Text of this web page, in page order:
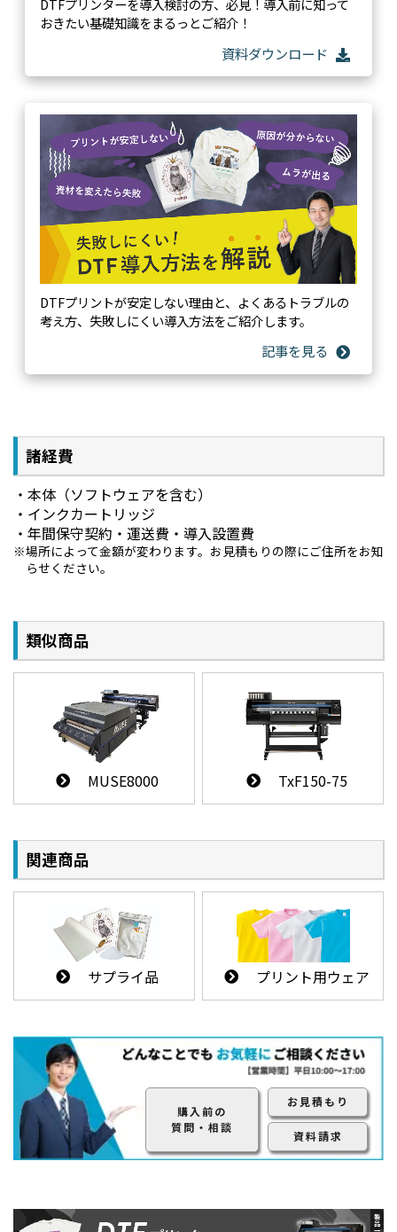
DTFプリンターを導入検討の方、必見！導入前に知って
おきたい基礎知識をまるっとご紹介！
DTFプリントが安定しない理由と、よくあるトラブルの
考え方、失敗しにくい導入方法をご紹介します。
諸経費
本体（ソフトウェアを含む）
インクカートリッジ
年間保守契約・運送費・導入設置費
場所によって金額が変わります。お見積もりの際にご住所をお知
らせください。
類似商品
MUSE8000 TxF150-75
関連商品
サプライ品 プリント用ウェア
購入前の
質問・相談
お見積もり
資料請求